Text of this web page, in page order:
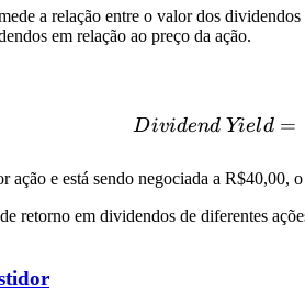
a relação entre o valor dos
em relação ao preço da ação.
Dividend Yield =
e está sendo negociada a R$40,00,
em dividendos de diferentes